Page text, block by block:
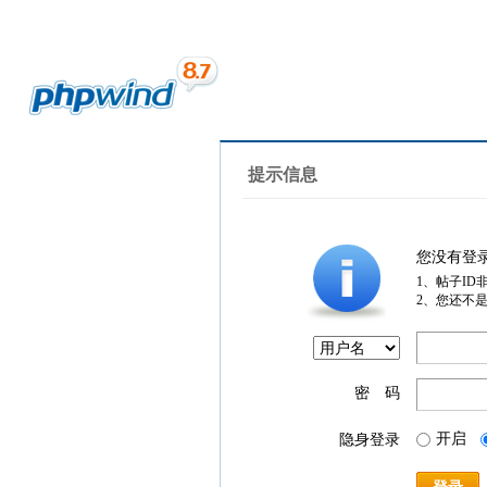
提示信息
您没有登
1、帖子ID
2、您还不
密 码
隐身登录 开启